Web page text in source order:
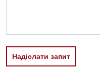
Урологія
Надіслати запит